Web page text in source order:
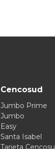
Cencosud
Jumbo Prime
Jumbo
Easy
Santa Isabel
Tarjeta